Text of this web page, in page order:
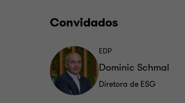
Convidados
Dominic Schmal
EDP
Diretora de ESG